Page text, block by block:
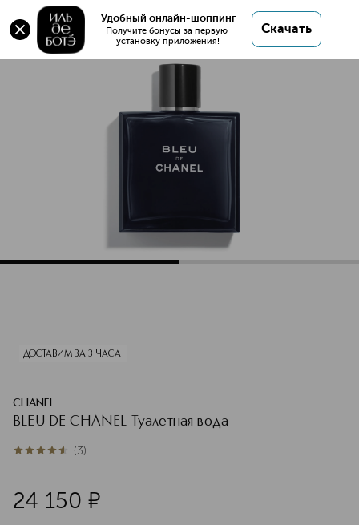
Удобный онлайн-шоппинг
Получите бонусы за первую
установку приложения!
Скачать
BLEU DE CHANEL Туалетная вода
Характеристики
ДОСТАВИМ ЗА 3 ЧАСА
CHANEL
BLEU DE CHANEL Туалетная вода
4.7из 53 (3)
24 150 ¤